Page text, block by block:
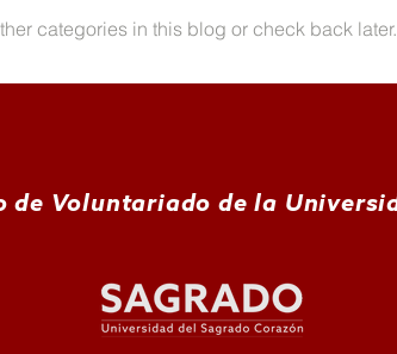
categories in this blog or check back later.
Voluntariado de la